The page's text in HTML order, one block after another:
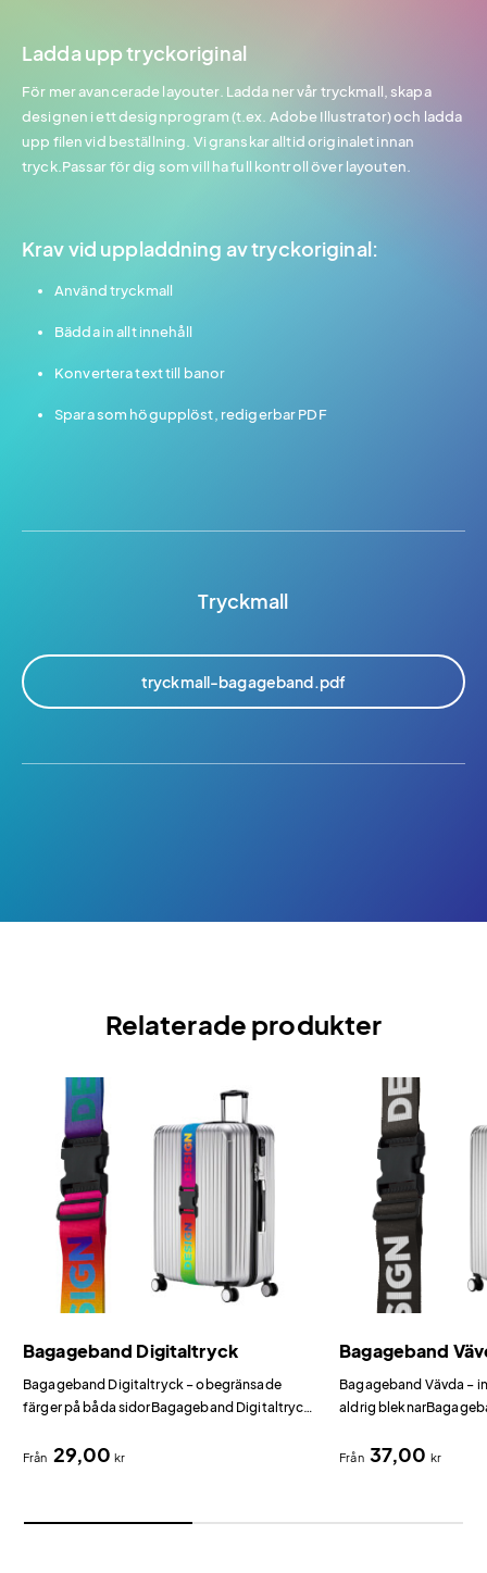
Ladda upp tryckoriginal
För mer avancerade layouter. Ladda ner vår tryckmall, skapa
designen i ett designprogram (t.ex. Adobe Illustrator) och ladda
upp filen vid beställning. Vi granskar alltid originalet innan
tryck.Passar för dig som vill ha full kontroll över layouten.
Krav vid uppladdning av tryckoriginal:
Använd tryckmall
Bädda in allt innehåll
Konvertera text till banor
Spara som högupplöst, redigerbar PDF
Tryckmall
tryckmall-bagageband.pdf
Relaterade produkter
Bagageband Digitaltryck
Bagageband Digitaltryck – obegränsade
färger på båda sidorBagageband Digitaltryck
total designfrihet.
Från 29,00kr
Bagageband
Bagageband Vävda –
aldrig
direkt i bandet istället
Från 37,00 kr